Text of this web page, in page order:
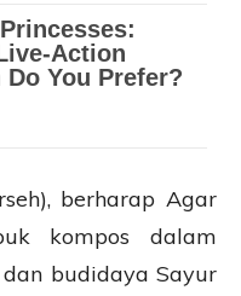
berharap Agar
kompos dalam
budidaya Sayur